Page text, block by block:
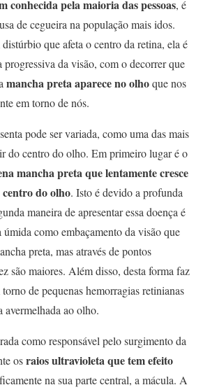
conhecida pela maioria das pessoas, é
de cegueira na população mais idos.
que afeta o centro da retina, ela é
progressiva da visão, com o decorrer que
mancha preta aparece no olhoque nos
em torno de nós.
pode ser variada, como uma das mais
do centro do olho. Em primeiro lugar é o
mancha preta que lentamente cresce
do olho. Isto é devido a profunda
maneira de apresentar essa doença é
como embaçamento da visão que
preta, mas através de pontos
são maiores. Além disso, desta forma faz
de pequenas hemorragias retinianas
avermelhada ao olho.
como responsável pelo surgimento da
osraios ultravioleta que tem efeito
na sua parte central, a mácula. A